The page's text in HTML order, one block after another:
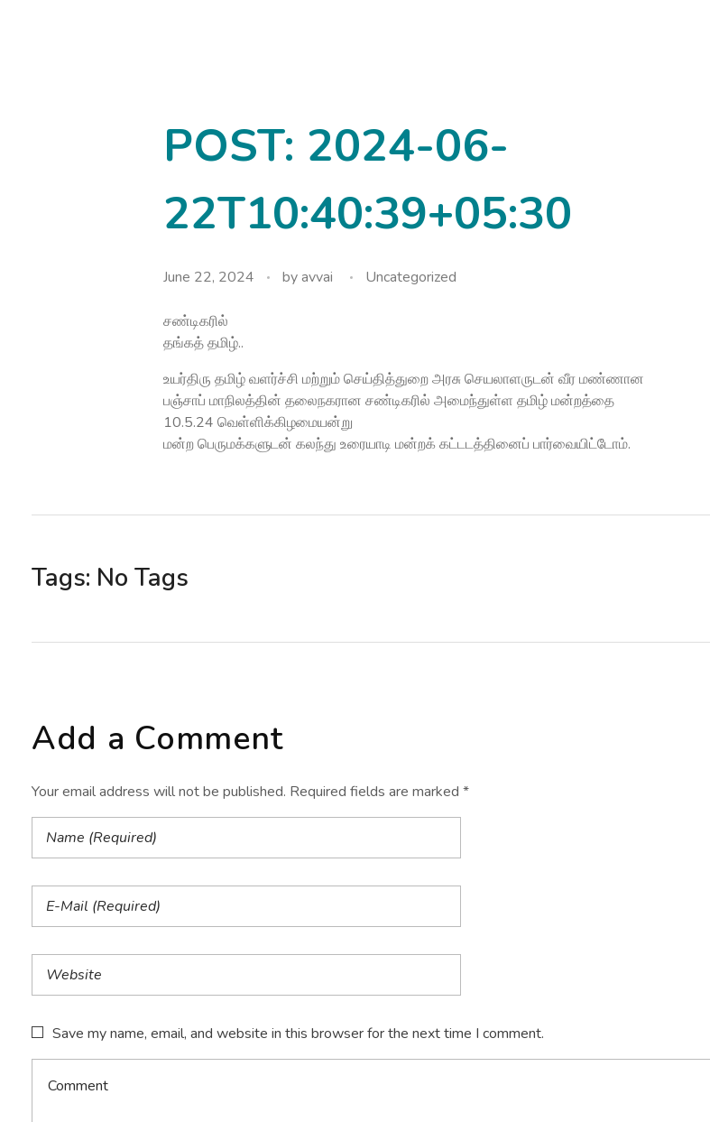
POST: 2024-06-
22T10:40:39+05:30
June 22, 2024 byavvai Uncategorized
சண்டிகரில்
தங்கத் தமிழ்..
உயர்திரு தமிழ் வளர்ச்சி மற்றும் செய்தித்துறை அரசு செயலாளருடன் வீர மண்ணான
பஞ்சாப் மாநிலத்தின் தலைநகரான சண்டிகரில் அமைந்துள்ள தமிழ் மன்றத்தை
10.5.24 வெள்ளிக்கிழமையன்று
மன்ற பெருமக்களுடன் கலந்து உரையாடி மன்றக் கட்டடத்தினைப் பார்வையிட்டோம்.
Tags: No Tags
Add a Comment
Your email address will not be published. Required fields are marked *
Save my name, email, and website in this browser for the next time I comment.